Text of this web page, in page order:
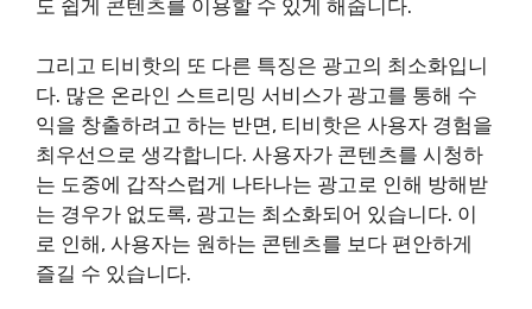
도 쉽게 콘텐츠를 이용할 수 있게 해줍니다.
그리고 티비핫의 또 다른 특징은 광고의 최소화입니
다. 많은 온라인 스트리밍 서비스가 광고를 통해 수
익을 창출하려고 하는 반면, 티비핫은 사용자 경험을
최우선으로 생각합니다. 사용자가 콘텐츠를 시청하
는 도중에 갑작스럽게 나타나는 광고로 인해 방해받
는 경우가 없도록, 광고는 최소화되어 있습니다. 이
로 인해, 사용자는 원하는 콘텐츠를 보다 편안하게
즐길 수 있습니다.